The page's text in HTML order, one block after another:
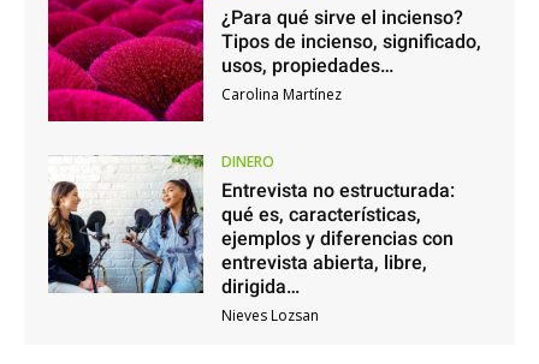
¿Para qué sirve el incienso?
Tipos de incienso, significado,
usos, propiedades…
Carolina Martínez
DINERO
Entrevista no estructurada:
qué es, características,
ejemplos y diferencias con
entrevista abierta, libre,
dirigida…
Nieves Lozsan